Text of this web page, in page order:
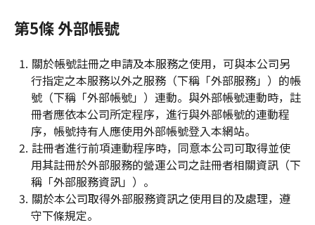
第5條 外部帳號
關於帳號註冊之申請及本服務之使用，可與本公司另
行指定之本服務以外之服務（下稱「外部服務」）的帳
號（下稱「外部帳號」）連動。與外部帳號連動時，註
冊者應依本公司所定程序，進行與外部帳號的連動程
序，帳號持有人應使用外部帳號登入本網站。
註冊者進行前項連動程序時，同意本公司可取得並使
用其註冊於外部服務的營運公司之註冊者相關資訊（下
稱「外部服務資訊」）。
關於本公司取得外部服務資訊之使用目的及處理，遵
守下條規定。